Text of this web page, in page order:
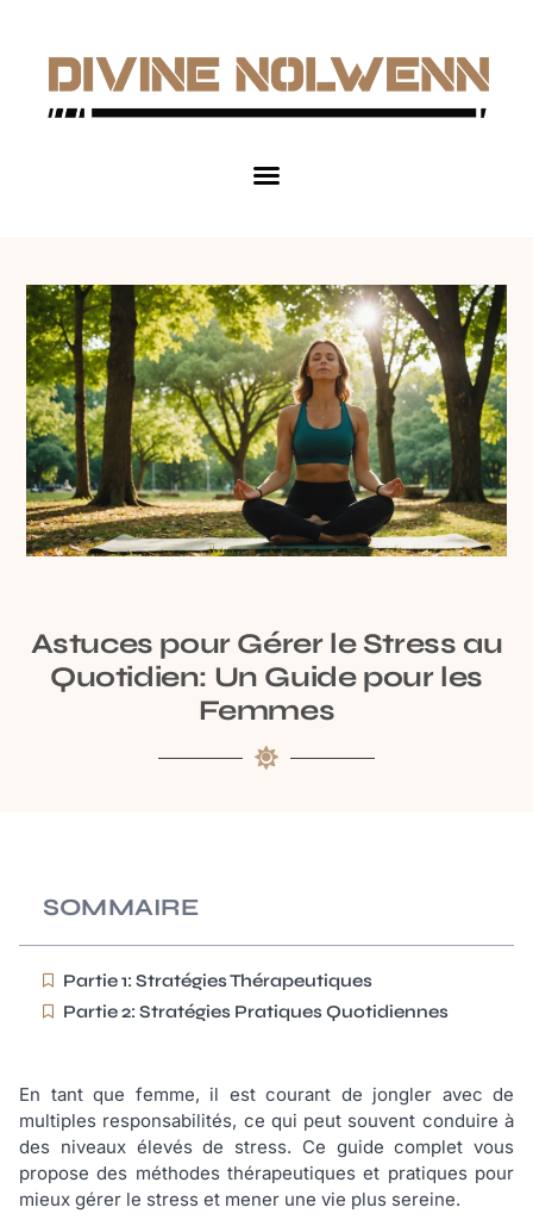
Astuces pour Gérer le Stress au
Quotidien: Un Guide pour les
Femmes
SOMMAIRE
Partie 1: Stratégies Thérapeutiques
Partie 2: Stratégies Pratiques Quotidiennes
En tant que femme, il est courant de jongler avec de
multiples responsabilités, ce qui peut souvent conduire à
des niveaux élevés de stress. Ce guide complet vous
propose des méthodes thérapeutiques et pratiques pour
mieux gérer le stress et mener une vie plus sereine.